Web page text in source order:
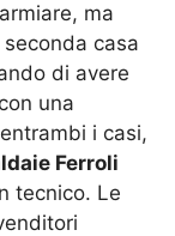
ma
casa
di avere
una
i casi,
Ferroli
tecnico. Le